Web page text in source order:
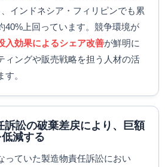
インドネシア・フィリピンでも累
40%上回っています。競争環境が
入効果によるシェア改善が鮮明に
ィングや販売戦略を担う人材の活
。
訴訟の破棄差戻により、巨額
減する
っていた製造物責任訴訟におい